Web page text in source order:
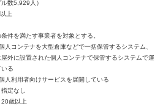
数5,929人）
上
条件を満たす事業者を対象とする。
個人コンテナを大型倉庫などで一括保管するシステム、
屋外に設置された個人コンテナで保管するシステムで運
いる
個人利用者向けサービスを展開している
定なし
20歳以上